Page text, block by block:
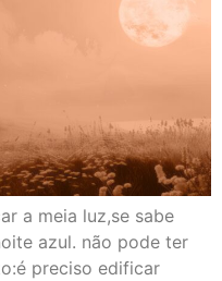
a meia luz,se sabe
azul. não pode ter
preciso edificar